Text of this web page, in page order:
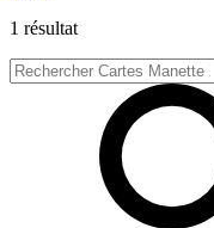
1 résultat